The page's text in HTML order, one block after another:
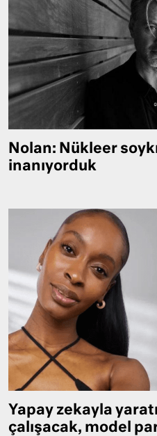
Nolan: Nükleer
inanıyorduk
Yapay zekayla
çalışacak, model